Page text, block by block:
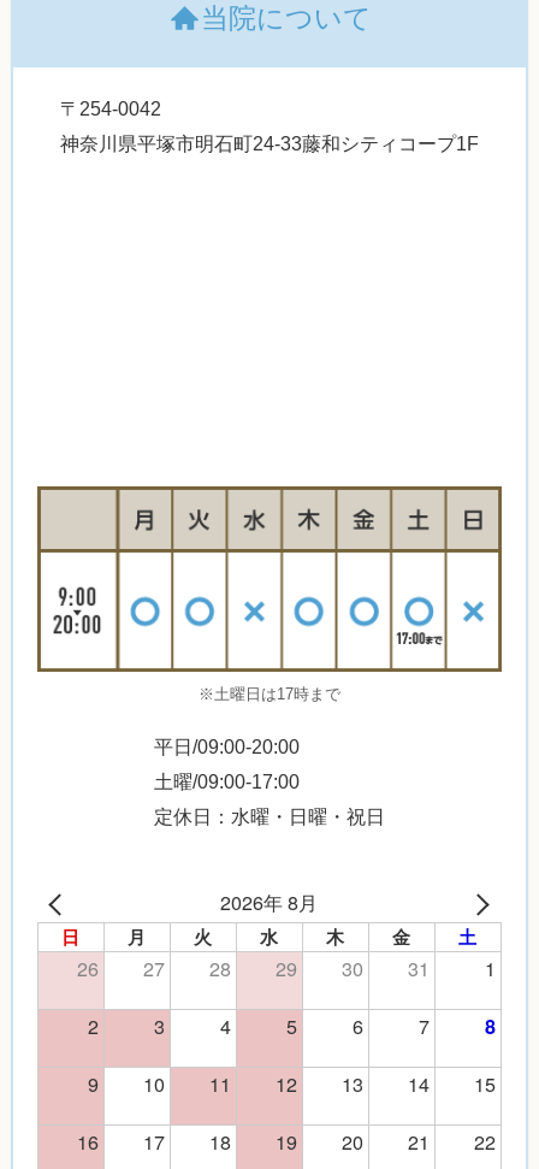
当院について
〒254-0042
神奈川県平塚市明石町24-33藤和シティコープ1F
※土曜日は17時まで
平日/09:00-20:00
土曜/09:00-17:00
定休日：水曜・日曜・祝日
2026年 8月
日 月 火 水 木 金 土
26 27 28 29 30 31
1
2
3 4 5 6 7 8
9 10 11 12 13 14
15
16
17 18 19 20 21
22